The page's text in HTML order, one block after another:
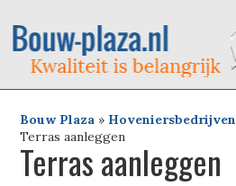
Bouw Plaza » Hoveniersbedrijven
Terras aanleggen
Terras aanleggen